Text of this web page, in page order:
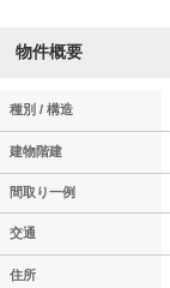
物件概要
種別 / 構造
建物階建
間取り一例
交通
住所